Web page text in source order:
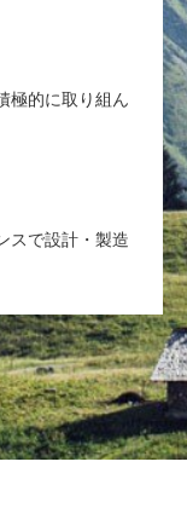
極的に取り組ん
スで設計・製造